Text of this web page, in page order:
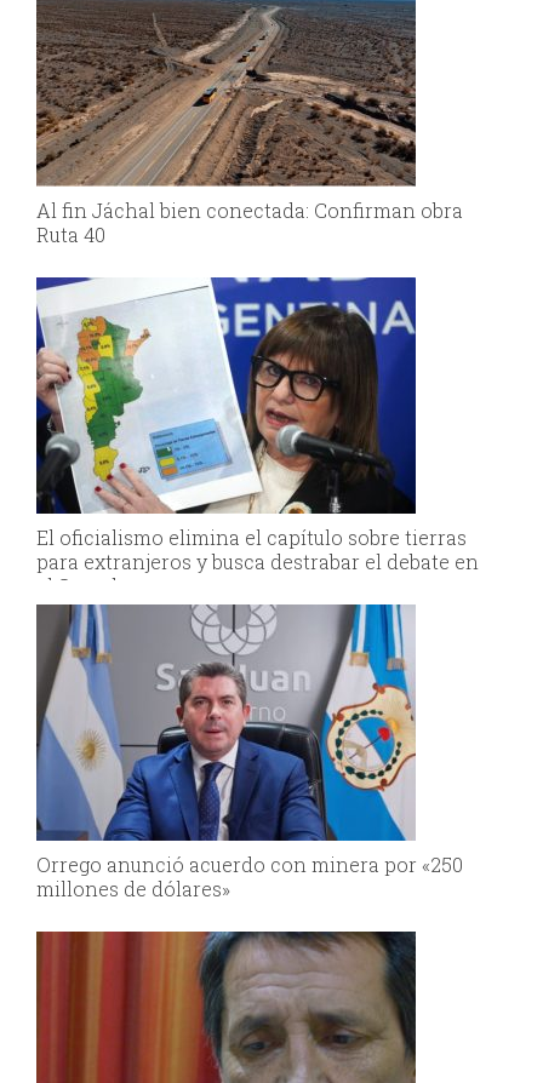
Al fin Jáchal bien conectada: Confirman obra
Ruta 40
El oficialismo elimina el capítulo sobre tierras
para extranjeros y busca destrabar el debate en
el Senado
Orrego anunció acuerdo con minera por «250
millones de dólares»